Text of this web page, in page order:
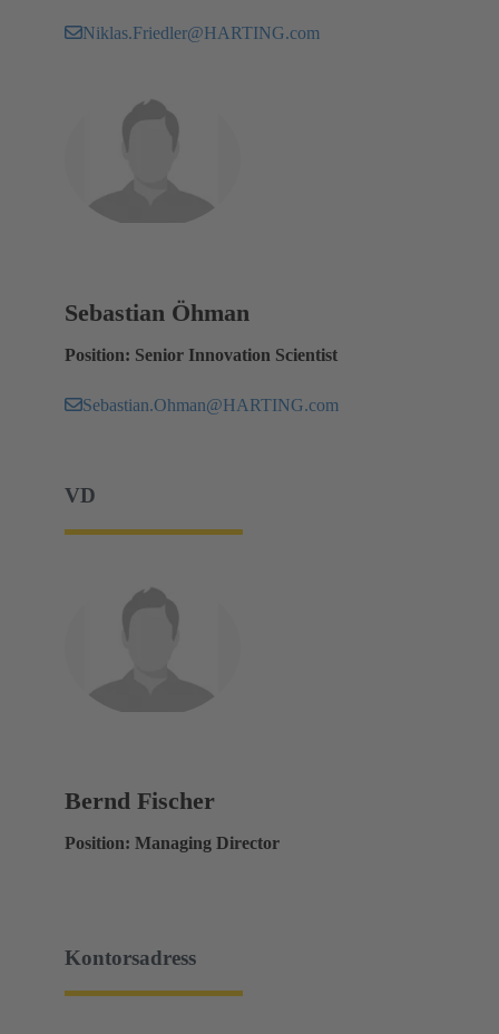
Niklas.Friedler@HARTING.com
Sebastian Öhman
Position: Senior Innovation Scientist
Sebastian.Ohman@HARTING.com
VD
Bernd Fischer
Position: Managing Director
Kontorsadress